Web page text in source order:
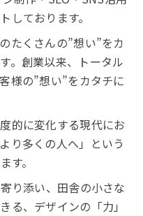
しております。
たくさんの”想い”をカ
。創業以来、トータル
様の”想い”をカタチに
的に変化する現代にお
り多くの人へ」という
す。
り添い、田舎の小さな
る、デザインの「力」